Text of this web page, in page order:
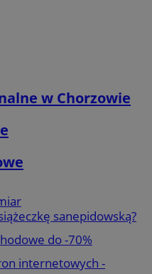
w Chorzowie
sanepidowską?
do -70%
internetowych -